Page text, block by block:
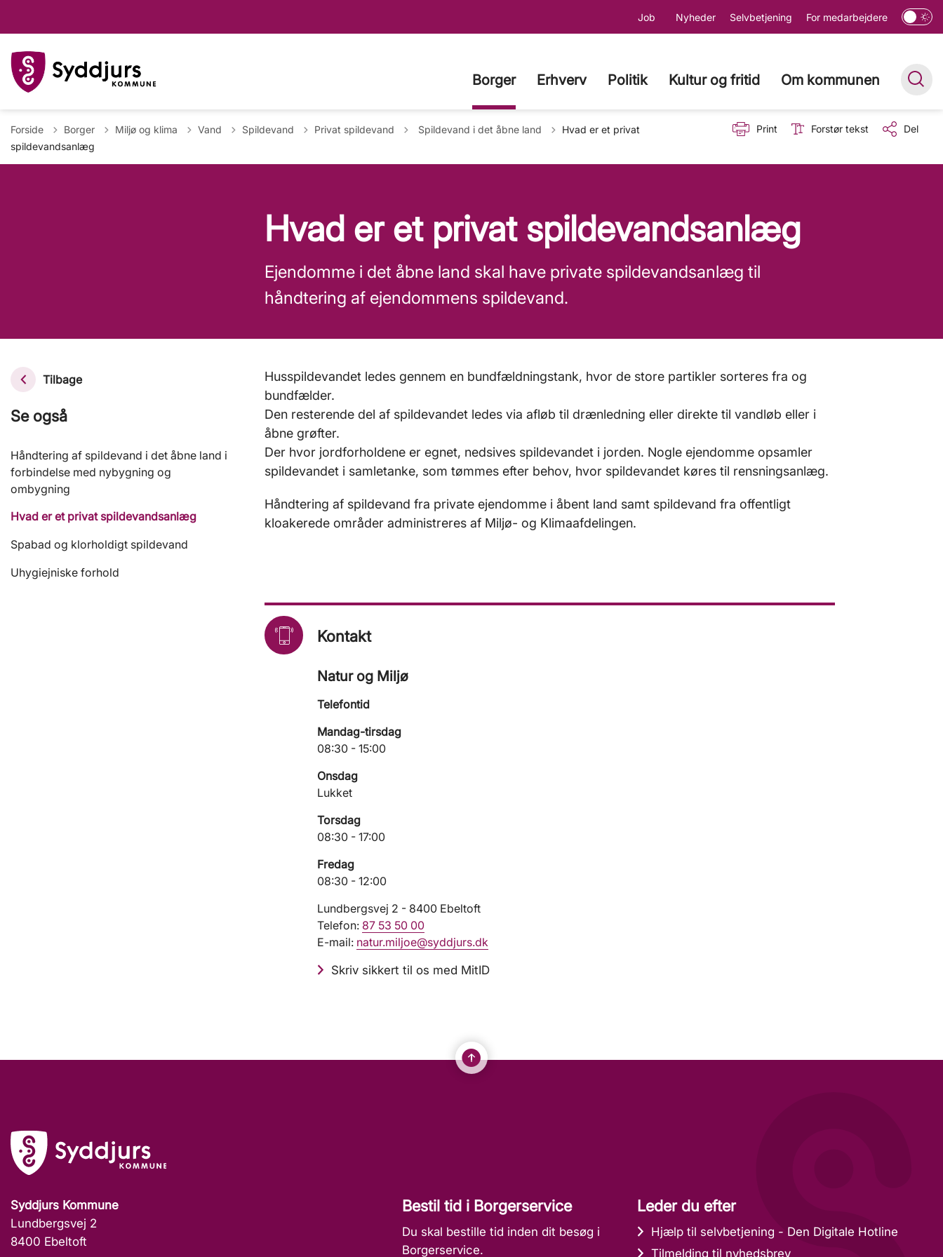
Job Nyheder Selvbetjening For medarbejdere
Borger Erhverv Politik Kultur og fritid Om kommunen
Forside Borger Miljø og klima Vand Spildevand Privat spildevand Tilbage til
Spildevand i det åbne land
Hvad er et privat
spildevandsanlæg
Print Forstør tekst Del
Hvad er et privat spildevandsanlæg
Ejendomme i det åbne land skal have private spildevandsanlæg til
håndtering af ejendommens spildevand.
Tilbage
Se også
Håndtering af spildevand i det åbne land i
forbindelse med nybygning og
ombygning
Hvad er et privat spildevandsanlæg
Spabad og klorholdigt spildevand
Uhygiejniske forhold
Husspildevandet ledes gennem en bundfældningstank, hvor de store partikler sorteres fra og
bundfælder.
Den resterende del af spildevandet ledes via afløb til drænledning eller direkte til vandløb eller i
åbne grøfter.
Der hvor jordforholdene er egnet, nedsives spildevandet i jorden. Nogle ejendomme opsamler
spildevandet i samletanke, som tømmes efter behov, hvor spildevandet køres til rensningsanlæg.
Håndtering af spildevand fra private ejendomme i åbent land samt spildevand fra offentligt
kloakerede områder administreres af Miljø- og Klimaafdelingen.
Kontakt
Natur og Miljø
Telefontid
Mandag-tirsdag
08:30 - 15:00
Onsdag
Lukket
Torsdag
08:30 - 17:00
Fredag
08:30 - 12:00
Lundbergsvej 2 - 8400 Ebeltoft
Telefon: 87 53 50 00
E-mail: natur.miljoe@syddjurs.dk
Skriv sikkert til os med MitID
Syddjurs Kommune
Lundbergsvej 2
8400 Ebeltoft
Bestil tid i Borgerservice
Du skal bestille tid inden dit besøg i
Borgerservice.
Leder du efter
Hjælp til selvbetjening - Den Digitale Hotline
Tilmelding til nyhedsbrev